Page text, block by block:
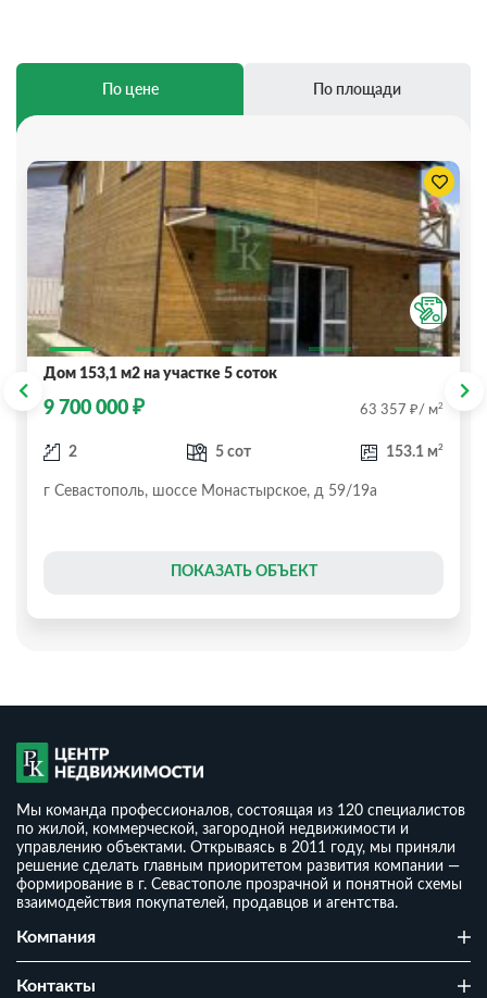
По цене По площади
Дом 153,1 м2 на участке 5 соток
9 700 000 ₽ 63 357 ₽/ м2
2 5 сот 153.1 м2
г Севастополь, шоссе Монастырское, д 59/19а
ПОКАЗАТЬ ОБЪЕКТ
Дом 154 м² на 7,5 сот ИЖС в центре
38 000 000
2
Мы команда профессионалов, состоящая из 120 специалистов
по жилой, коммерческой, загородной недвижимости и
управлению объектами. Открываясь в 2011 году, мы приняли
решение сделать главным приоритетом развития компании —
формирование в г. Севастополе прозрачной и понятной схемы
взаимодействия покупателей, продавцов и агентства.
Компания
Контакты